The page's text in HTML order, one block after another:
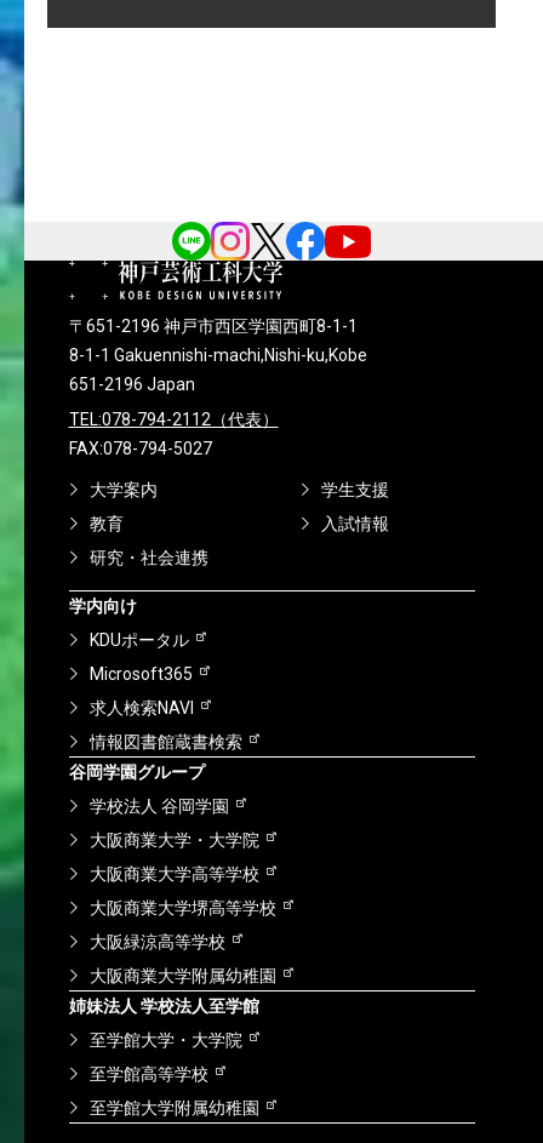
〒651-2196 神戸市西区学園西町8-1-1
8-1-1 Gakuennishi-machi,Nishi-ku,Kobe
651-2196 Japan
TEL:078-794-2112（代表）
FAX:078-794-5027
大学案内
学生支援
教育
入試情報
研究・社会連携
学内向け
KDUポータル
Microsoft365
求人検索NAVI
情報図書館蔵書検索
谷岡学園グループ
学校法人 谷岡学園
大阪商業大学・大学院
大阪商業大学高等学校
大阪商業大学堺高等学校
大阪緑涼高等学校
大阪商業大学附属幼稚園
姉妹法人 学校法人至学館
至学館大学・大学院
至学館高等学校
至学館大学附属幼稚園